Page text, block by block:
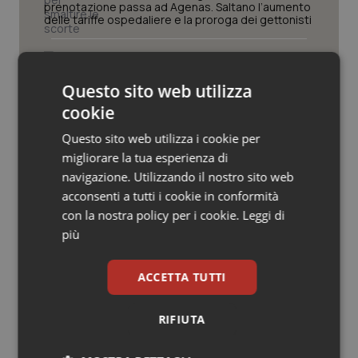
Veneto
Oncoematologia
Oncologia & Nutrizione
Quotidiano Cardiologia
Quotidiano Chirurgia
Quotidiano Pediatria
prenotazione passa ad Agenas. Saltano l’aumento
delle tariffe ospedaliere e la proroga dei gettonisti
Università. Bernini firma il decreto:
più rispetto a scorso anno
Pnrr Salute. Missione 6 verso il
traguardo, in chiusura la
rendicontazione degli obiettivi per la
X e ultima rata
Caldo. Ministero: oltre 1.700 chiamate
al numero 1500 dal 22 giugno.
Questo sito web utilizza
cookie
Questo sito web utilizza i cookie per
migliorare la tua esperienza di
navigazione. Utilizzando il nostro sito web
acconsenti a tutti i cookie in conformità
con la nostra policy per i cookie. Leggi di
più
ACCETTA TUTTI
RIFIUTA